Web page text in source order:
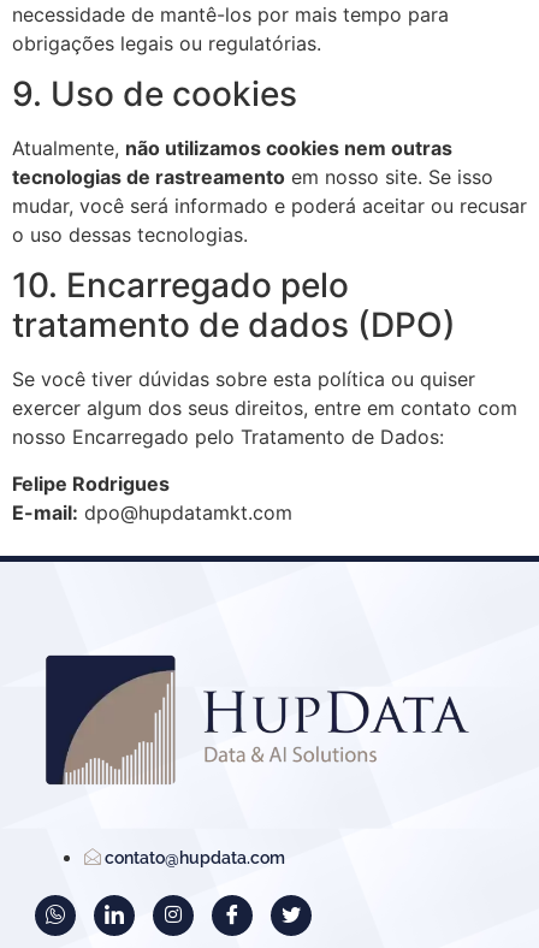
necessidade de mantê-los por mais tempo para
obrigações legais ou regulatórias.
9. Uso de cookies
Atualmente, não utilizamos cookies nem outras
tecnologias de rastreamento em nosso site. Se isso
mudar, você será informado e poderá aceitar ou recusar
o uso dessas tecnologias.
10. Encarregado pelo
tratamento de dados (DPO)
Se você tiver dúvidas sobre esta política ou quiser
exercer algum dos seus direitos, entre em contato com
nosso Encarregado pelo Tratamento de Dados:
Felipe Rodrigues
E-mail: dpo@hupdatamkt.com
contato@hupdata.com